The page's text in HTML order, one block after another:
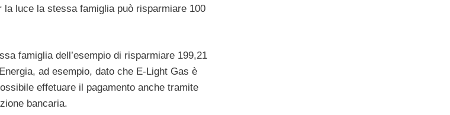
luce la stessa famiglia può risparmiare 100
famiglia dell’esempio di risparmiare 199,21
ad esempio, dato che E-Light Gas è
effetuare il pagamento anche tramite
bancaria.